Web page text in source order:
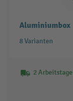
Aluminiumbox
8 Varianten
2 Arbeitstage